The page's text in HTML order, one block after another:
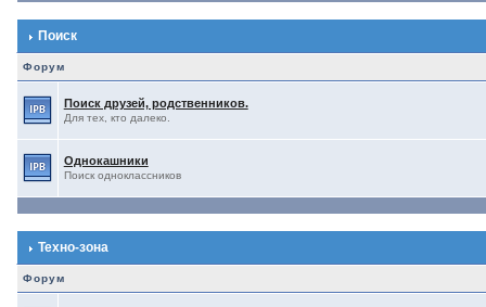
Поиск
Форум
Поиск друзей, родственников.
Для тех, кто далеко.
Однокашники
Поиск одноклассников
Техно-зона
Форум